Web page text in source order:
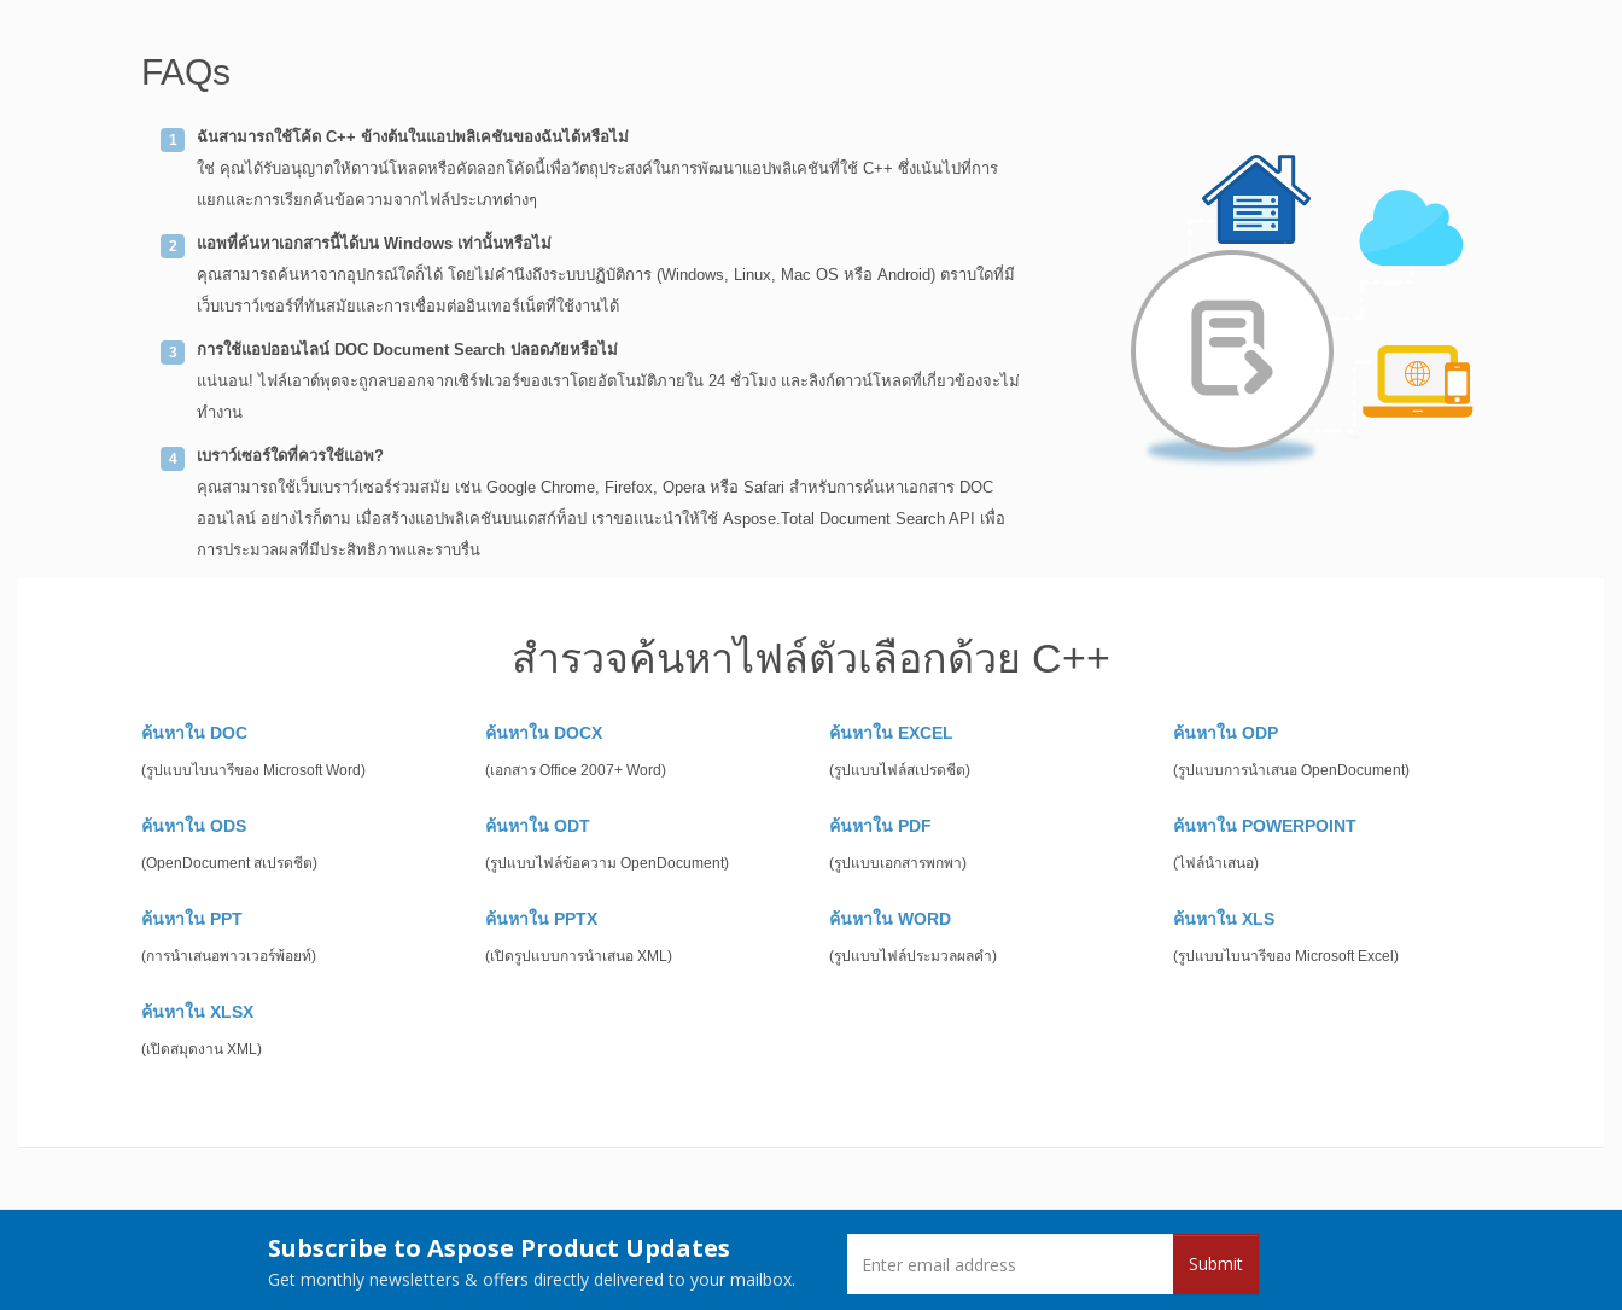
FAQs
ฉันสามารถใช้โค้ด C++ ข้างต้นในแอปพลิเคชันของฉันได้หรือไม่
ใช่ คุณได้รับอนุญาตให้ดาวน์โหลดหรือคัดลอกโค้ดนี้เพื่อวัตถุประสงค์ในการพัฒนาแอปพลิเคชันที่ใช้ C++ ซึ่งเน้นไปที่การ
แยกและการเรียกค้นข้อความจากไฟล์ประเภทต่างๆ
แอพที่ค้นหาเอกสารนี้ได้บน Windows เท่านั้นหรือไม่
คุณสามารถค้นหาจากอุปกรณ์ใดก็ได้ โดยไม่คำนึงถึงระบบปฏิบัติการ (Windows, Linux, Mac OS หรือ Android) ตราบใดที่มี
เว็บเบราว์เซอร์ที่ทันสมัยและการเชื่อมต่ออินเทอร์เน็ตที่ใช้งานได้
การใช้แอปออนไลน์ DOC Document Search ปลอดภัยหรือไม่
แน่นอน! ไฟล์เอาต์พุตจะถูกลบออกจากเซิร์ฟเวอร์ของเราโดยอัตโนมัติภายใน 24 ชั่วโมง และลิงก์ดาวน์โหลดที่เกี่ยวข้องจะไม่
ทำงาน
เบราว์เซอร์ใดที่ควรใช้แอพ?
คุณสามารถใช้เว็บเบราว์เซอร์ร่วมสมัย เช่น Google Chrome, Firefox, Opera หรือ Safari สำหรับการค้นหาเอกสาร DOC
ออนไลน์ อย่างไรก็ตาม เมื่อสร้างแอปพลิเคชันบนเดสก์ท็อป เราขอแนะนำให้ใช้ Aspose.Total Document Search API เพื่อ
การประมวลผลที่มีประสิทธิภาพและราบรื่น
สำรวจค้นหาไฟล์ตัวเลือกด้วย C++
ค้นหาใน DOC
(รูปแบบไบนารีของ Microsoft Word)
ค้นหาใน DOCX
(เอกสาร Office 2007+ Word)
ค้นหาใน EXCEL
(รูปแบบไฟล์สเปรดชีต)
ค้นหาใน ODP
(รูปแบบการนำเสนอ OpenDocument)
ค้นหาใน ODS
(OpenDocument สเปรดชีต)
ค้นหาใน ODT
(รูปแบบไฟล์ข้อความ OpenDocument)
ค้นหาใน PDF
(รูปแบบเอกสารพกพา)
ค้นหาใน POWERPOINT
(ไฟล์นำเสนอ)
ค้นหาใน PPT
(การนำเสนอพาวเวอร์พ้อยท์)
ค้นหาใน PPTX
(เปิดรูปแบบการนำเสนอ XML)
ค้นหาใน WORD
(รูปแบบไฟล์ประมวลผลคำ)
ค้นหาใน XLS
(รูปแบบไบนารีของ Microsoft Excel)
ค้นหาใน XLSX
(เปิดสมุดงาน XML)
Subscribe to Aspose Product Updates
Get monthly newsletters & offers directly delivered to your mailbox.
Submit